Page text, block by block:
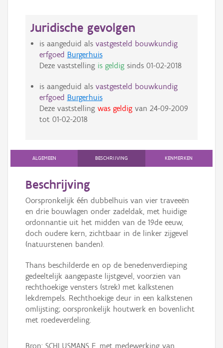
Juridische gevolgen
is aangeduid als vastgesteld bouwkundig
erfgoed Burgerhuis
Deze vaststelling is geldigsinds 01-02-2018
is aangeduid als vastgesteld bouwkundig
erfgoed Burgerhuis
Deze vaststelling was geldigvan 24-09-2009
tot 01-02-2018
ALGEMEEN BESCHRIJVING KENMERKEN
Beschrijving
Oorspronkelijk één dubbelhuis van vier traveeën
en drie bouwlagen onder zadeldak, met huidige
ordonnantie uit het midden van de 19de eeuw,
doch oudere kern, zichtbaar in de linker zijgevel
(natuurstenen banden).
Thans beschilderde en op de benedenverdieping
gedeeltelijk aangepaste lijstgevel, voorzien van
rechthoekige vensters (strek) met kalkstenen
lekdrempels. Rechthoekige deur in een kalkstenen
omlijsting; oorspronkelijk houtwerk en bovenlicht
met roedeverdeling.
Bron: SCHLUSMANS F. met medewerking van